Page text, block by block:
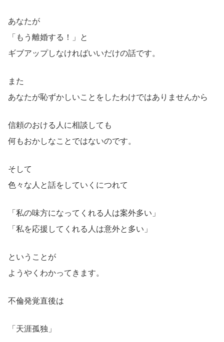
あなたが
「もう離婚する！」と
ギブアップしなければいいだけの話です。
また
あなたが恥ずかしいことをしたわけではありませんから
信頼のおける人に相談しても
何もおかしなことではないのです。
そして
色々な人と話をしていくにつれて
「私の味方になってくれる人は案外多い」
「私を応援してくれる人は意外と多い」
ということが
ようやくわかってきます。
不倫発覚直後は
「天涯孤独」